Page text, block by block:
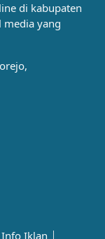
di kabupaten
media yang
Info Iklan